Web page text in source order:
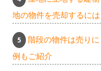
地の物件を売却するに
階段の物件は売り
例もご紹介